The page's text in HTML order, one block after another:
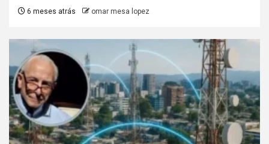
6 meses atrás omar mesa lopez